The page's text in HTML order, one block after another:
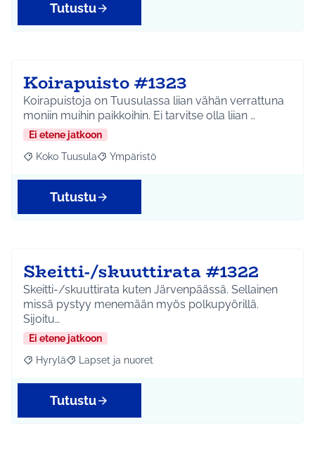
Tutustu
Koirapuisto #1323
Koirapuistoja on Tuusulassa liian vähän verrattuna
moniin muihin paikkoihin. Ei tarvitse olla liian …
Ei etene jatkoon
Rajaa tulokset aihepiirin mukaan: Koko Tuusula
Koko Tuusula Rajaa tulokset teeman mukaan: Ympäristö
Ympäristö
Tutustu
Skeitti-/skuuttirata #1322
Skeitti-/skuuttirata kuten Järvenpäässä. Sellainen
missä pystyy menemään myös polkupyörillä.
Sijoitu…
Ei etene jatkoon
Rajaa tulokset aihepiirin mukaan: Hyrylä
Hyrylä Rajaa tulokset teeman mukaan: Lapset ja nuoret
Lapset ja nuoret
Tutustu